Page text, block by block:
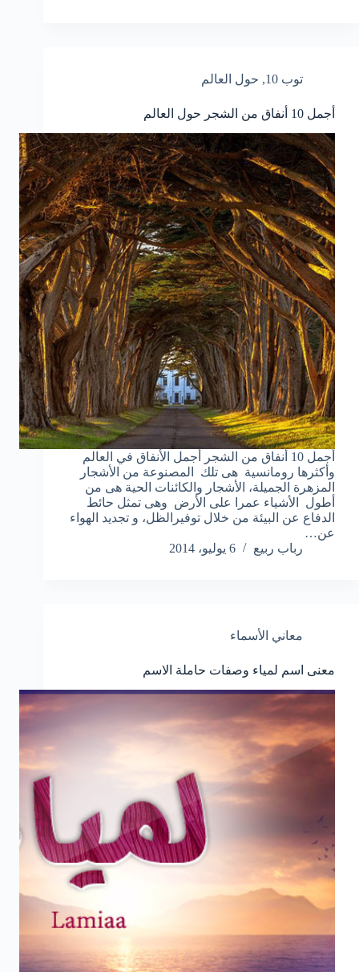
توب 10 , حول العالم
أجمل 10 أنفاق من الشجر حول العالم
أجمل 10 أنفاق من الشجر أجمل الأنفاق في العالم
وأكثرها رومانسية هى تلك المصنوعة من الأشجار
المزهرة الجميلة، الأشجار والكائنات الحية هى من
أطول الأشياء عمرا على الأرض وهى تمثل حائط
الدفاع عن البيئة من خلال توفيرالظل، و تجديد الهواء
عن…
رباب ربيع
6 يوليو، 2014
معاني الأسماء
معنى اسم لمياء وصفات حاملة الاسم